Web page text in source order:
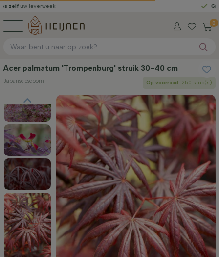
Gratis
0
Acer palmatum 'Trompenburg' struik 30-40 cm
Japanse esdoorn Op voorraad: 250 stuk(s)